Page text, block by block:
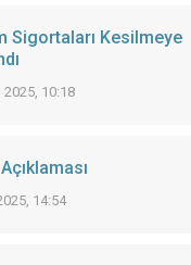
Sigortaları Kesilmeye
2025, 10:18
14:54